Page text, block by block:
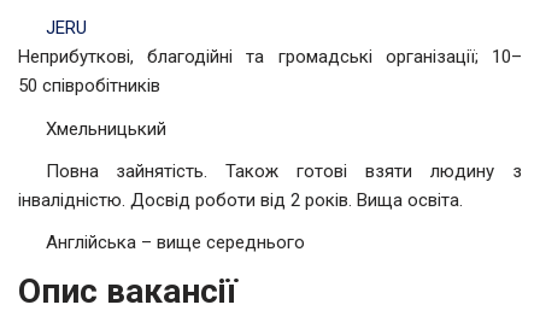
JERU
Неприбуткові, благодійні та громадські організації; 10–
50 співробітників
Хмельницький
Повна зайнятість. Також готові взяти людину з
інвалідністю. Досвід роботи від 2 років. Вища освіта.
Англійська – вище середнього
Опис вакансії